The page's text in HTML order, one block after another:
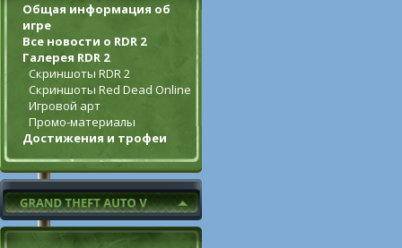
Общая информация об
игре
Все новости о RDR 2
Галерея RDR 2
Скриншоты RDR 2
Скриншоты Red Dead Online
Игровой арт
Промо-материалы
Достижения и трофеи